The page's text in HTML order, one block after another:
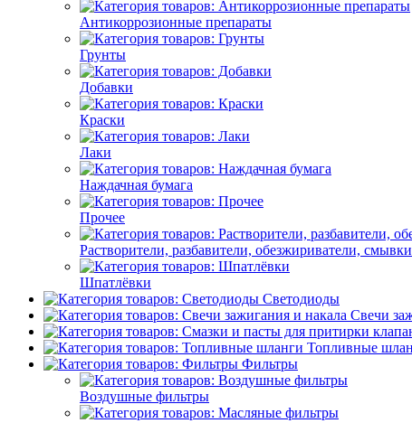
Антикоррозионные препараты
Грунты
Добавки
Краски
Лаки
Наждачная бумага
Прочее
Растворители, разбавители, обезжириватели, смывки
Шпатлёвки
Светодиоды
Свечи
Топливные
Фильтры
Воздушные фильтры